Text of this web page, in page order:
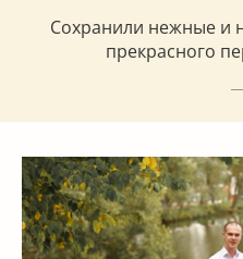
Сохранили нежные и
прекрасного